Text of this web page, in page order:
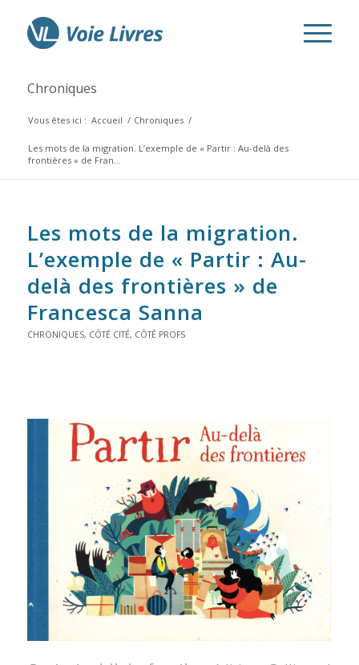
Chroniques
Vous êtes ici : Accueil / Chroniques /
Les mots de la migration. L’exemple de « Partir : Au-delà des
frontières » de Fran...
Les mots de la migration.
L’exemple de « Partir : Au-
delà des frontières » de
Francesca Sanna
CHRONIQUES, CÔTÉ CITÉ, CÔTÉ PROFS